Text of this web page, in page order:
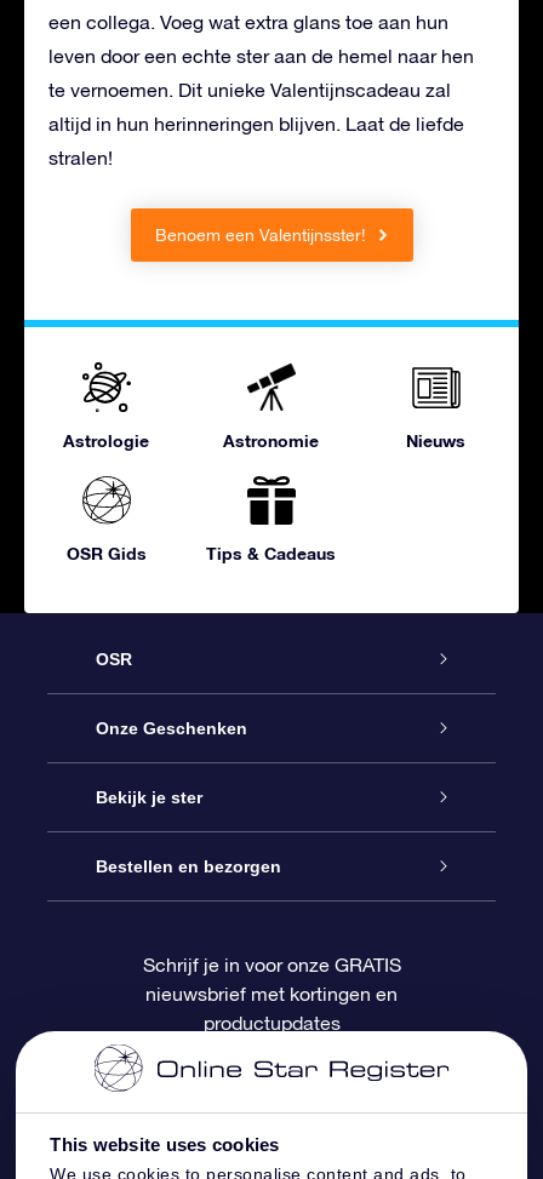
This website uses cookies
We use cookies to personalise content and ads, to
een collega. Voeg wat extra glans toe aan hun
leven door een echte ster aan de hemel naar hen
te vernoemen. Dit unieke Valentijnscadeau zal
altijd in hun herinneringen blijven. Laat de liefde
stralen!
Benoem een Valentijnsster!
Astrologie Astronomie Nieuws
OSR Gids Tips & Cadeaus
OSR
Service
Contact
Blog
OSR Recensies
Onze Geschenken
Online Star Gift
OSR Cadeaupakket
OSR Cadeaukaart
Relatiegeschenken
Bekijk je ster
Sterrenregister
Gepersonaliseerde sterrenpagina
One Million Stars
OSR Starsaver
Bestellen en bezorgen
Betalingsinformatie
Verzendinformatie
Retourbeleid
Schrijf je in voor onze GRATIS
nieuwsbrief met kortingen en
productupdates